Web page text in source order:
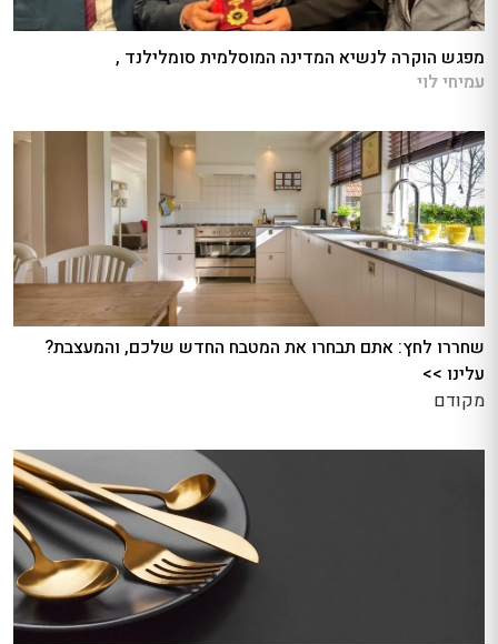
מפגש הוקרה לנשיא המדינה המוסלמית סומלילנד ,
עמיחי לוי
שחררו לחץ: אתם תבחרו את המטבח החדש שלכם, והמעצבת?
עלינו >>
מקודם